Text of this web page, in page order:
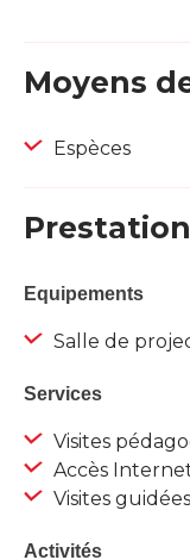
Moyens
Espèces
Equipements
Salle de
Services
Visites
Accès
Visites guidées
Activités